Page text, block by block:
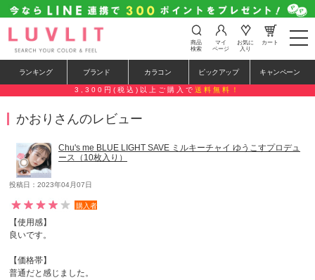
t
o
e
n
a
商品
検索
マイ
ページ
お気に
入り
カート
ランキング ブランド カラコン ピックアップ キャンペーン
3,300円(税込)以上ご購入で 送料無料！
かおりさんのレビュー
Chu's me BLUE LIGHT SAVE ミルキーチャイ ゆうこすプロデュ
ース（10枚入り）
投稿日：2023年04月07日
購入者
【使用感】
良いです。
【価格帯】
普通だと感じました。